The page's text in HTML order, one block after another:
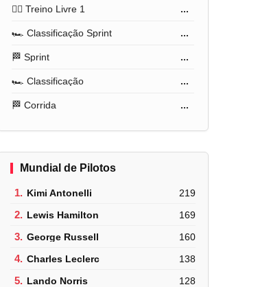
🏋️‍♂️ Treino Livre 1 ...
🏎️ Classificação Sprint ...
🏁 Sprint ...
🏎️ Classificação ...
🏁 Corrida ...
Mundial de Pilotos
1. Kimi Antonelli 219
2. Lewis Hamilton 169
3. George Russell 160
4. Charles Leclerc 138
5. Lando Norris 128